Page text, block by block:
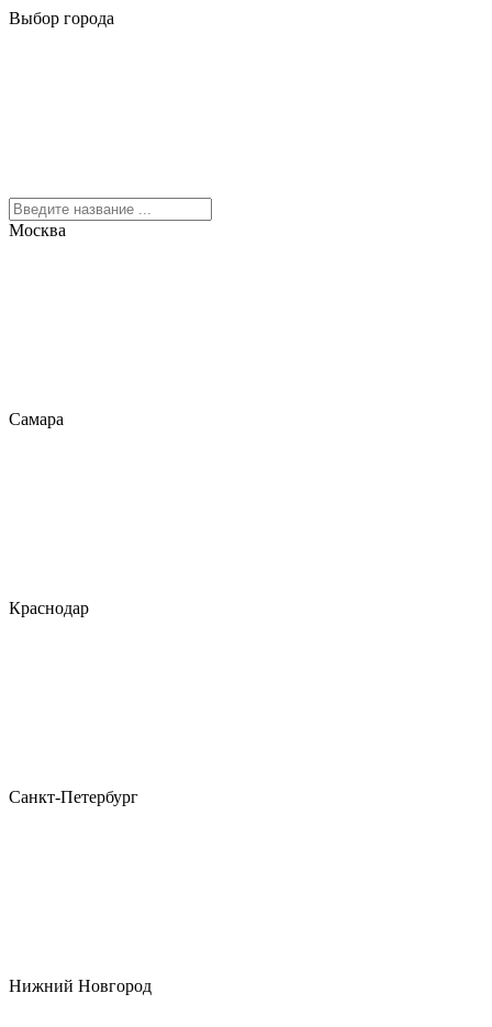
Выбор города
Москва
Самара
Краснодар
Санкт-Петербург
Нижний Новгород